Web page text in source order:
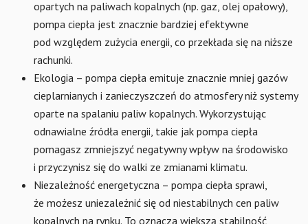
opartych na paliwach kopalnych (np. gaz, olej opałowy),
pompa ciepła jest znacznie bardziej efektywne
pod względem zużycia energii, co przekłada się na niższe
rachunki.
Ekologia – pompa ciepła emituje znacznie mniej gazów
cieplarnianych i zanieczyszczeń do atmosfery niż systemy
oparte na spalaniu paliw kopalnych. Wykorzystując
odnawialne źródła energii, takie jak pompa ciepła
pomagasz zmniejszyć negatywny wpływ na środowisko
i przyczynisz się do walki ze zmianami klimatu.
Niezależność energetyczna – pompa ciepła sprawi,
że możesz uniezależnić się od niestabilnych cen paliw
kopalnych na rynku. To oznacza większą stabilność